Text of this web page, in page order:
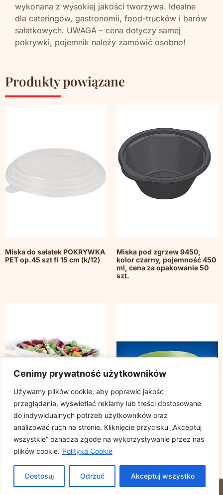
Cenimy prywatność użytkowników
Używamy plików cookie, aby poprawić jakość
przeglądania, wyświetlać reklamy lub treści dostosowane
do indywidualnych potrzeb użytkowników oraz
analizować ruch na stronie. Kliknięcie przycisku „Akceptuj
wszystkie” oznacza zgodę na wykorzystywanie przez nas
plików cookie. Polityka Cookie
Dostosuj Odrzuć Akceptuj wszystko
wykonana z wysokiej jakości tworzywa. Idealne
dla cateringów, gastronomii, food-trucków i barów
sałatkowych. UWAGA – cena dotyczy samej
pokrywki, pojemnik należy zamówić osobno!
Produkty powiązane
Miska do sałatek POKRYWKA
PET op.45 szt fi 15 cm (k/12)
Miska pod zgrzew 9450,
kolor czarny, pojemność 450
ml, cena za opakowanie 50
szt.
Miseczka owalna z trzciny
cukrowej 750ml,
220x140mm, op.250szt.
© 2023 DEMICO. ALL RIGHTS RESERVED.